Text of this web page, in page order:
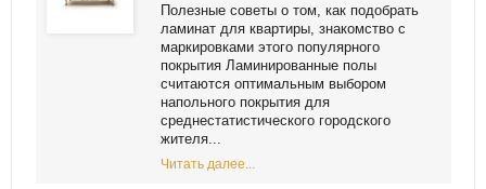
Полезные советы о том, как подобрать
ламинат для квартиры, знакомство с
маркировками этого популярного
покрытия Ламинированные полы
считаются оптимальным выбором
напольного покрытия для
среднестатистического городского
жителя...
Читать далее...